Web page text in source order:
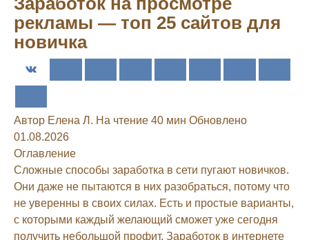
рекламы — топ 25 сайтов для
новичка
Автор Елена Л. На чтение 40 мин Обновлено
01.08.2026
Оглавление
Сложные способы заработка в сети пугают новичков.
Они даже не пытаются в них разобраться, потому что
не уверенны в своих силах. Есть и простые варианты,
с которыми каждый желающий сможет уже сегодня
получить небольшой профит. Заработок в интернете